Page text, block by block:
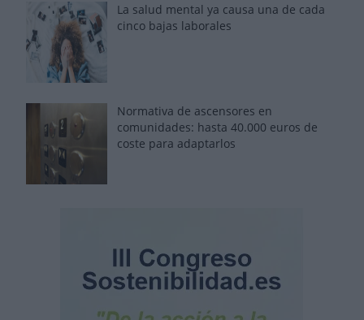
La salud mental ya causa una de cada
cinco bajas laborales
Normativa de ascensores en
comunidades: hasta 40.000 euros de
coste para adaptarlos